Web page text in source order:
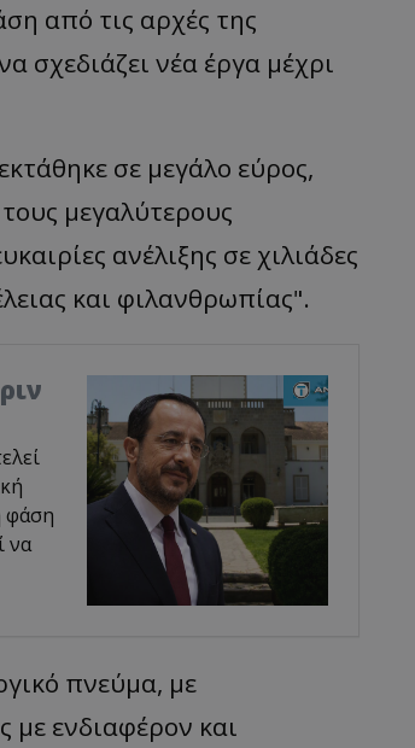
από τις αρχές της
σχεδιάζει νέα έργα μέχρι
σε μεγάλο εύρος,
μεγαλύτερους
ανέλιξης σε χιλιάδες
και φιλανθρωπίας".
φάση
να
πνεύμα, με
ενδιαφέρον και